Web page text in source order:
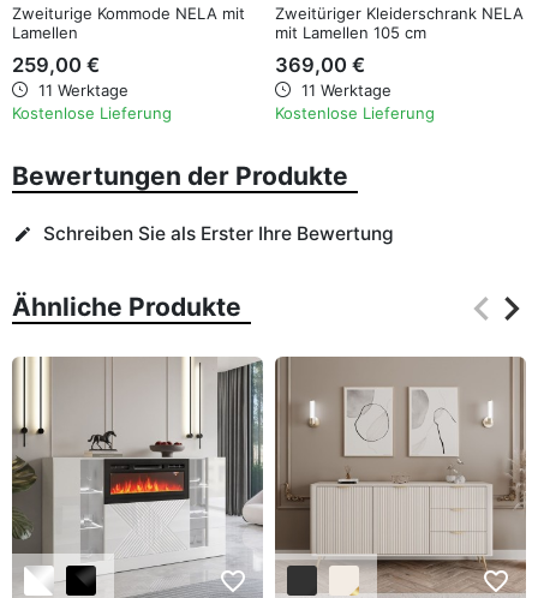
Zweiturige Kommode NELA mit
Lamellen
259,00 €
11 Werktage
Kostenlose Lieferung
Zweitüriger Kleiderschrank NELA
mit Lamellen 105 cm
369,00 €
11 Werktage
Kostenlose Lieferung
Bewertungen der Produkte
edit Schreiben Sie als Erster Ihre Bewertung
Ähnliche Produkte keyboard_arrow_left
keyboard_arrow_right
favorite_border favorite_border